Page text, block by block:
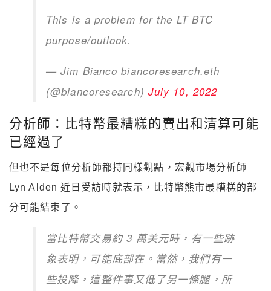
This is a problem for the LT BTC
purpose/outlook.
— Jim Bianco biancoresearch.eth
(@biancoresearch) July 10, 2022
分析師：比特幣最糟糕的賣出和清算可能
已經過了
但也不是每位分析師都持同樣觀點，宏觀市場分析師
Lyn Alden 近日受訪時就表示，比特幣熊市最糟糕的部
分可能結束了。
當比特幣交易約 3 萬美元時，有一些跡
象表明，可能底部在。當然，我們有一
些投降，這整件事又低了另一條腿，所